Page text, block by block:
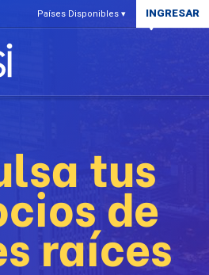
Países Disponibles ▾ INGRESAR
tus
de
raíces